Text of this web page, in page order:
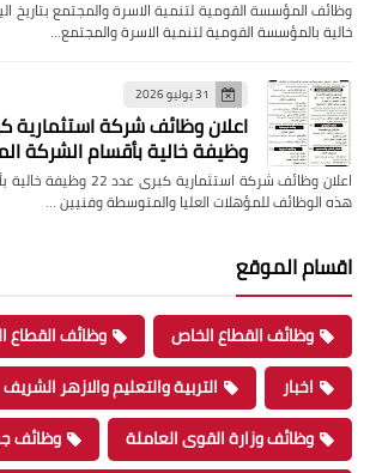
خالية بالمؤسسة القومية لتنمية الاسرة والمجتمع…
31 يوليو 2026
وظيفة خالية بأقسام الشركة
اعلان وظائف شركة
هذه الوظائف للمؤهلات العليا والمتوسطة وفنيين …
اقسام الموقع
وظائف القطاع الخاص
وظائف القطاع
اخبار
التربية والتعليم والازهر الشريف
وظائف وزارة القوى العاملة
وظائف